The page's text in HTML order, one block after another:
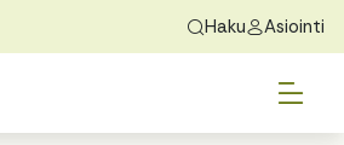
Skip to main navigation
Haku Asiointi